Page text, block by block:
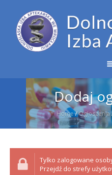
Dodaj
Home/Ogłoszenia
Tylko zalogowane
Przejdź do strefy